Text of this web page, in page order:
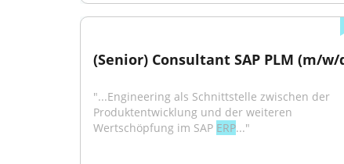
(Senior) Consultant SAP PLM (m/w/
"...Engineering als Schnittstelle zwischen der
Produktentwicklung und der weiteren
Wertschöpfung im SAP ERP..."